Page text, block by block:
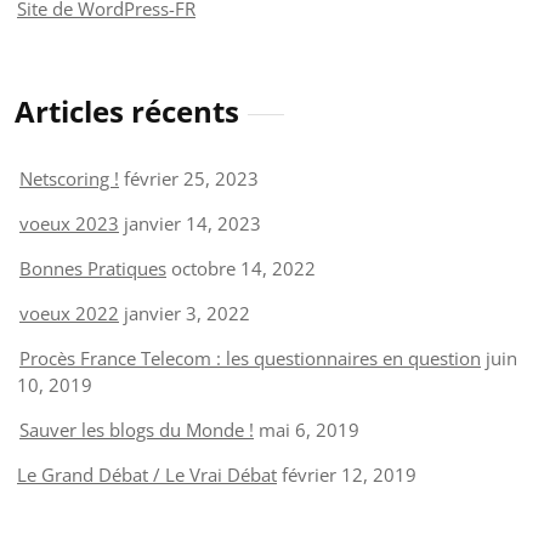
Site de WordPress-FR
Articles récents
Netscoring ! février 25, 2023
voeux 2023 janvier 14, 2023
Bonnes Pratiques octobre 14, 2022
voeux 2022 janvier 3, 2022
Procès France Telecom : les questionnaires en question juin
10, 2019
Sauver les blogs du Monde ! mai 6, 2019
Le Grand Débat / Le Vrai Débat février 12, 2019